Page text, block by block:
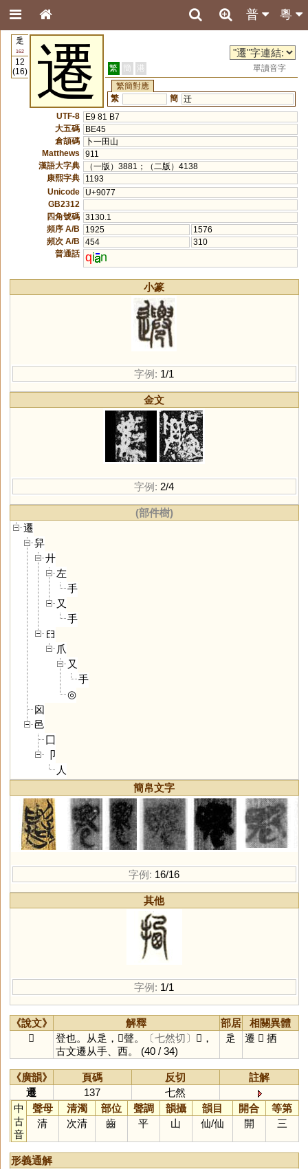
粵
普
辵
162
12
(16)
遷 繁 簡 港
單讀音字
繁簡對應
繁
簡 迁
UTF-8
E9 81 B7
大五碼
BE45
倉頡碼
卜一田山
Matthews
911
漢語大字典
（一版）3881；（二版）4138
康熙字典
1193
Unicode
U+9077
GB2312
四角號碼 3130.1
頻序 A/B
1925
1576
頻次 A/B
454
310
普通話 qi n
小篆
字例: 1/1
金文
字例: 2/4
(部件樹)
遷
舁
廾
左
手
又
手
𦥑
爪
又
手
◎
囟
邑
囗
卩
人
簡帛文字
字例: 16/16
其他
字例: 1/1
《說文》 解釋 部居
相關異體
𨙙
登也。从辵，𠨧聲。 〔七然切〕
𢰕，
古文遷从手、西。 (40 / 34)
辵 遷 𢰕 拪
《廣韻》 頁碼 反切
註解
遷
137
七然
中
古
音
聲母 清濁 部位 聲調 韻攝 韻目 開合
等第
清
次清 齒 平 山 仙/仙 開 三
形義通解